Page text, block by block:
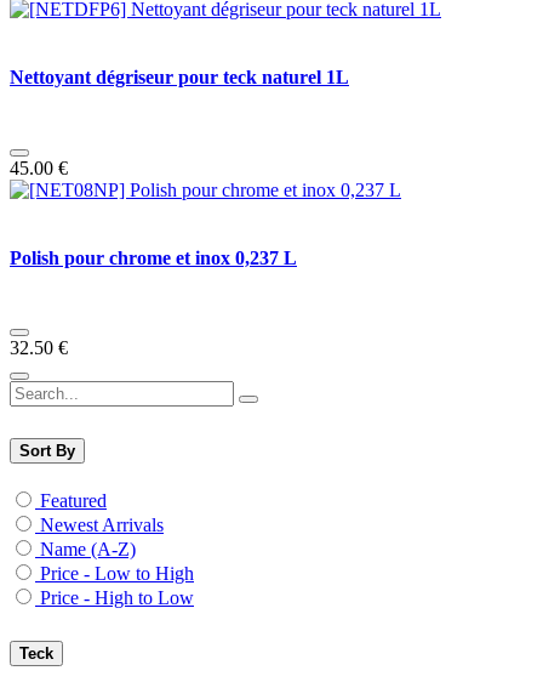
Nettoyant dégriseur pour teck naturel 1L
45.00 €
Polish pour chrome et inox 0,237 L
32.50 €
Sort By
Featured
Newest Arrivals
Name (A-Z)
Price - Low to High
Price - High to Low
Teck